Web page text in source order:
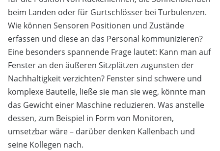
beim Landen oder für Gurtschlösser bei Turbulenzen.
Wie können Sensoren Positionen und Zustände
erfassen und diese an das Personal kommunizieren?
Eine besonders spannende Frage lautet: Kann man auf
Fenster an den äußeren Sitzplätzen zugunsten der
Nachhaltigkeit verzichten? Fenster sind schwere und
komplexe Bauteile, ließe sie man sie weg, könnte man
das Gewicht einer Maschine reduzieren. Was anstelle
dessen, zum Beispiel in Form von Monitoren,
umsetzbar wäre – darüber denken Kallenbach und
seine Kollegen nach.